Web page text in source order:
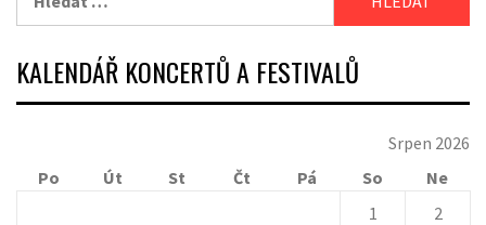
KALENDÁŘ KONCERTŮ A FESTIVALŮ
Srpen 2026
Po
Út St Čt Pá So
Ne
1
2